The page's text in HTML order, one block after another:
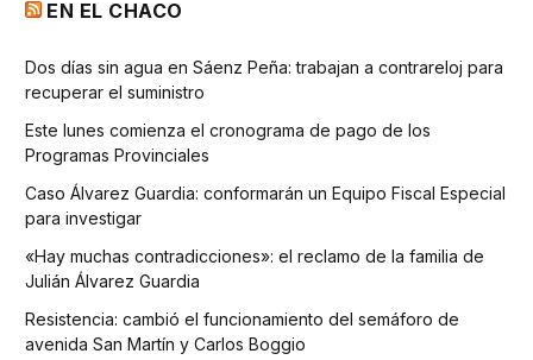
EN EL CHACO
Dos días sin agua en Sáenz Peña: trabajan a contrareloj para
recuperar el suministro
Este lunes comienza el cronograma de pago de los
Programas Provinciales
Caso Álvarez Guardia: conformarán un Equipo Fiscal Especial
para investigar
«Hay muchas contradicciones»: el reclamo de la familia de
Julián Álvarez Guardia
Resistencia: cambió el funcionamiento del semáforo de
avenida San Martín y Carlos Boggio